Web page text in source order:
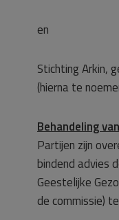
en
Stichting Arkin,
(hierna te
Behandeling
Partijen zijn
bindend advies
Geestelijke
de commissie)